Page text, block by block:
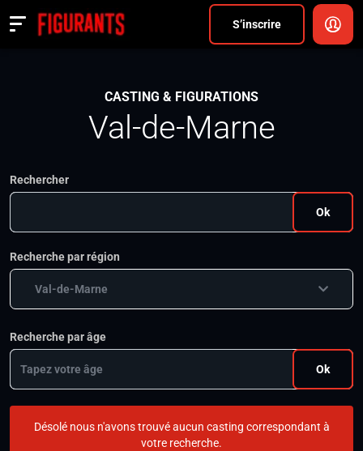
S’inscrire
Actualités
ANNONCER
CASTING & FIGURATIONS
Val-de-Marne
Rechercher
Ok
Recherche par région
Val-de-Marne
Recherche par âge
Ok
Désolé nous n'avons trouvé aucun casting correspondant à
votre recherche.